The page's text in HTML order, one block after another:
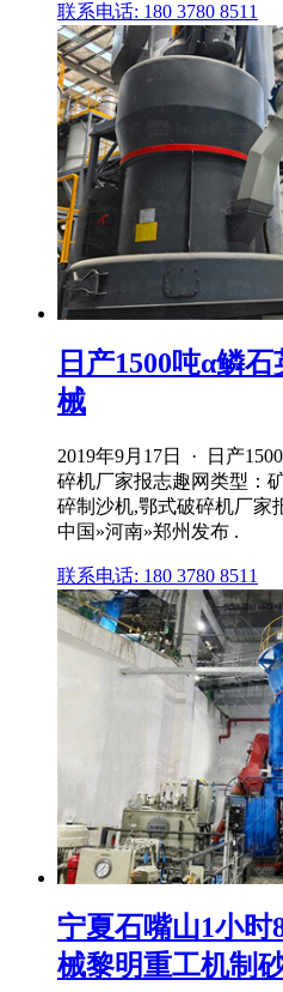
联系电话: 180 3780 8511
日产1500吨α鳞
械
2019年9月17日 · 日产
碎机厂家报志趣网类型：
碎制沙机,鄂式破碎机厂家
中国»河南»郑州发布 .
联系电话: 180 3780 8511
宁夏石嘴山1小时
械黎明重工机制